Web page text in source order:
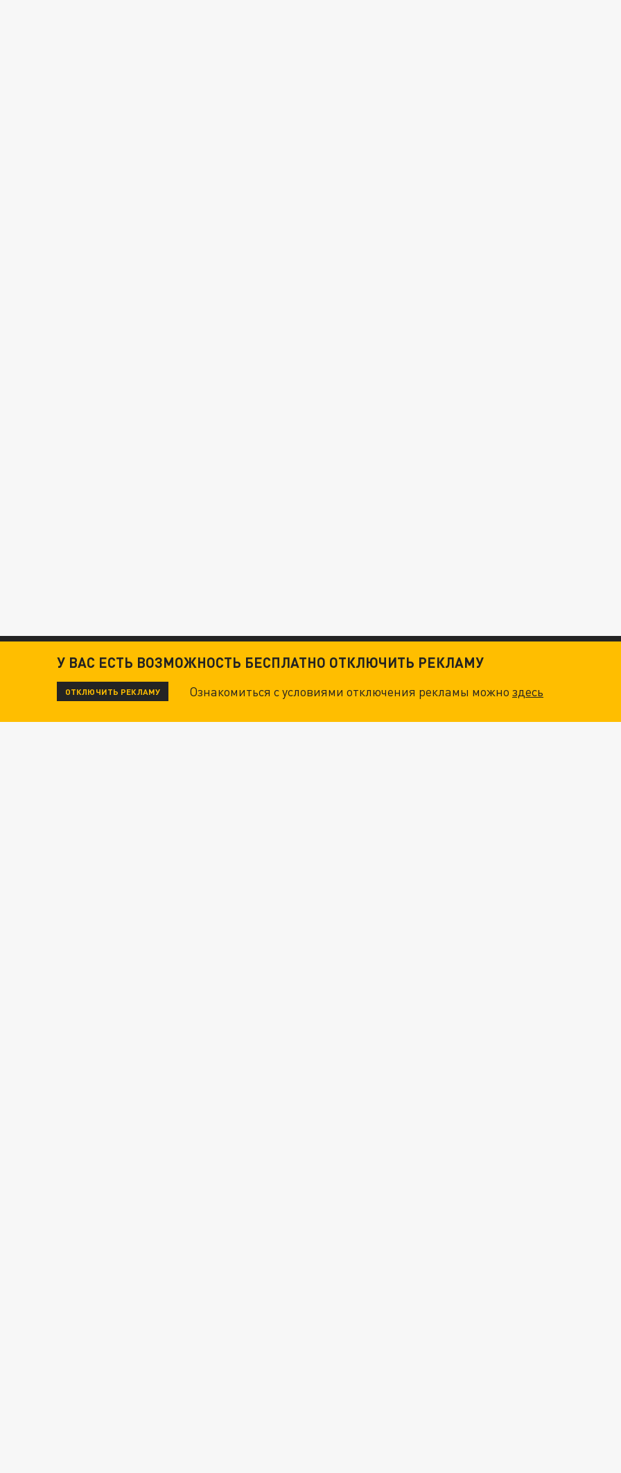
У ВАС ЕСТЬ ВОЗМОЖНОСТЬ БЕСПЛАТНО ОТКЛЮЧИТЬ РЕКЛАМУ
ОТКЛЮЧИТЬ РЕКЛАМУ Ознакомиться с условиями отключения рекламы можноздесь